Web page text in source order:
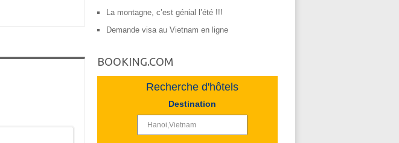
La montagne, c’est génial l’été !!!
Demande visa au Vietnam en ligne
BOOKING.COM
Recherche d'hôtels
Destination